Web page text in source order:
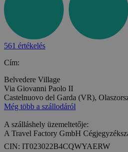
561 értékelés
Cím:
Belvedere Village
Via Giovanni Paolo II
Castelnuovo del Garda (VR),
Még több a szállodáról
A szálláshely üzemeltetője:
A Travel Factory GmbH
CIN: IT023022B4CQWYAERW